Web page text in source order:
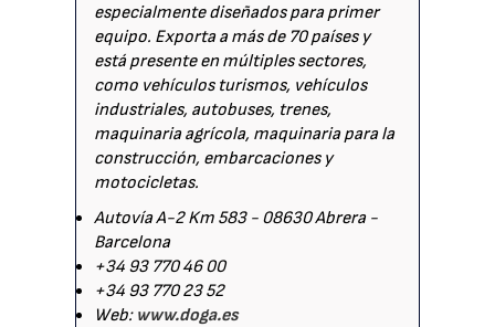
especialmente diseñados para primer
equipo. Exporta a más de 70 países y
está presente en múltiples sectores,
como vehículos turismos, vehículos
industriales, autobuses, trenes,
maquinaria agrícola, maquinaria para la
construcción, embarcaciones y
motocicletas.
Autovía A-2 Km 583 - 08630 Abrera -
Barcelona
+34 93 770 46 00
+34 93 770 23 52
Web: www.doga.es